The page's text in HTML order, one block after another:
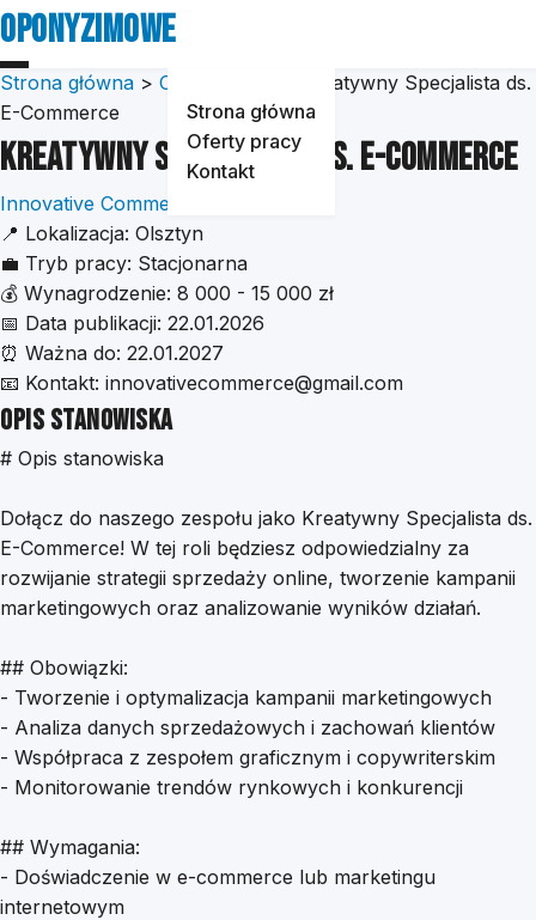
Oponyzimowe
Strona główna
Oferty pracy
Kontakt
Strona główna > Oferty pracy
Kreatywny Specjalista ds.
E-Commerce
Kreatywny Specjalista ds. E-Commerce
Innovative Commerce Solutions
📍 Lokalizacja: Olsztyn
💼 Tryb pracy: Stacjonarna
💰 Wynagrodzenie: 8 000 - 15 000 zł
📅 Data publikacji: 22.01.2026
⏰ Ważna do: 22.01.2027
📧 Kontakt: innovativecommerce@gmail.com
Opis stanowiska
# Opis stanowiska
Dołącz do naszego zespołu jako Kreatywny Specjalista ds.
E-Commerce! W tej roli będziesz odpowiedzialny za
rozwijanie strategii sprzedaży online, tworzenie kampanii
marketingowych oraz analizowanie wyników działań.
## Obowiązki:
- Tworzenie i optymalizacja kampanii marketingowych
- Analiza danych sprzedażowych i zachowań klientów
- Współpraca z zespołem graficznym i copywriterskim
- Monitorowanie trendów rynkowych i konkurencji
## Wymagania:
- Doświadczenie w e-commerce lub marketingu
internetowym